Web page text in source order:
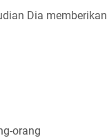
Dia memberikan
orang